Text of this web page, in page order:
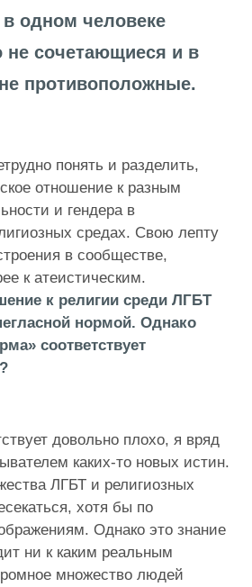
одном человеке
не сочетающиеся и в
противоположные.
понять и разделить,
отношение к разным
и гендера в
средах. Свою лепту
в сообществе,
к атеистическим.
к религии среди ЛГБТ
нормой. Однако
соответствует
довольно плохо, я вряд
каких-то новых истин.
ЛГБТ и религиозных
хотя бы по
Однако это знание
ни к каким реальным
множество людей